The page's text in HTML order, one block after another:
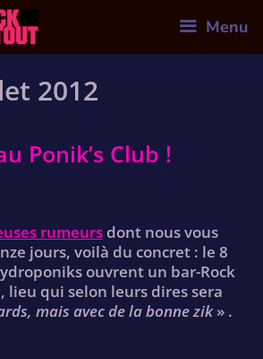
Menu
2012
Ponik’s Club !
rumeurs dont nous vous
jours, voilà du concret : le 8
ouvrent un bar-Rock
lieu qui selon leurs dires sera
mais avec de la bonne zik» .